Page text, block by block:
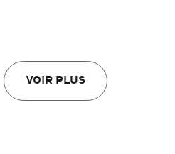
VOIR PLUS